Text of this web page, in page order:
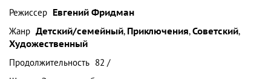
Режиссер Евгений Фридман
Жанр Детский/семейный, Приключения,Советский,
Художественный
Продолжительность 82 /